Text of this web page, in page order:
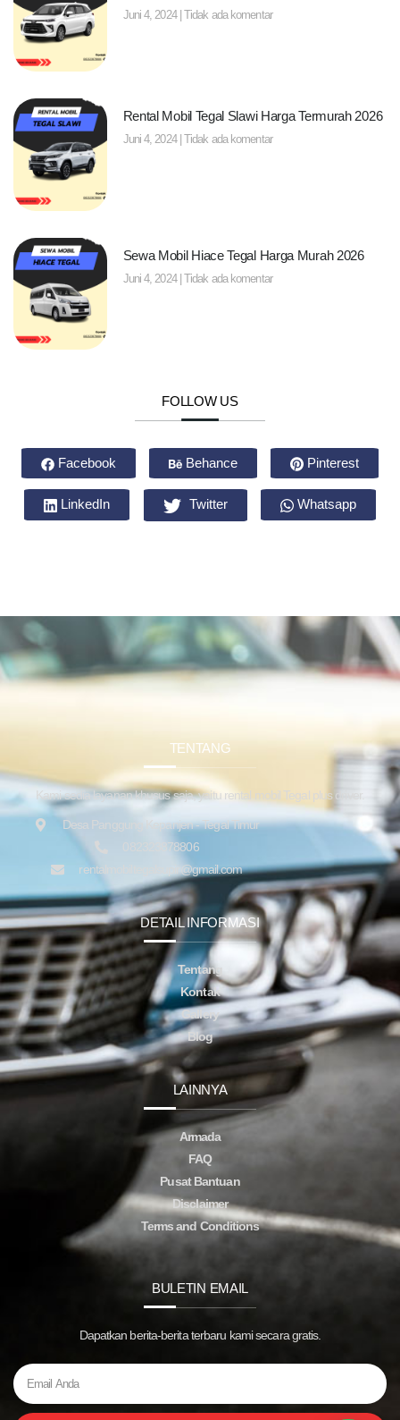
Juni 4, 2024 Tidak ada komentar
Rental Mobil Tegal Slawi Harga Termurah 2026
Juni 4, 2024 Tidak ada komentar
Sewa Mobil Hiace Tegal Harga Murah 2026
Juni 4, 2024 Tidak ada komentar
FOLLOW US
Facebook Behance Pinterest
LinkedIn Twitter Whatsapp
TENTANG
Kami sedia layanan khusus saja, yaitu rental mobil Tegal plus driver.
Desa Panggung Kepanjen - Tegal Timur
082323878806
rentalmobiltegalsupir@gmail.com
DETAIL INFORMASI
Tentang
Kontak
Gallery
Blog
LAINNYA
Armada
FAQ
Pusat Bantuan
Disclaimer
Terms and Conditions
BULETIN EMAIL
Dapatkan berita-berita terbaru kami secara gratis.